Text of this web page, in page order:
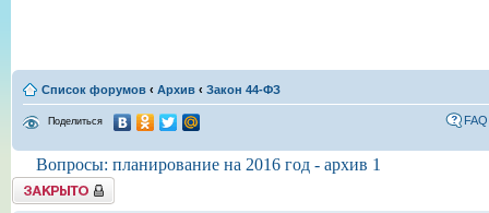
Список форумов ‹ Архив ‹ Закон 44-ФЗ
Поделиться FAQ
Вопросы: планирование на 2016 год - архив 1
Tема закрыта